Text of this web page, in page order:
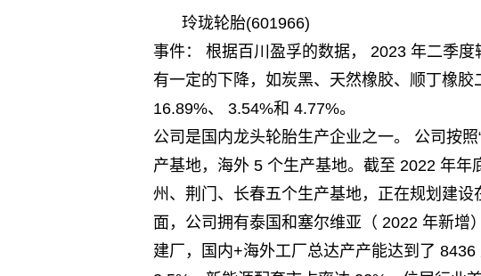
玲珑轮胎(601966)
事件： 根据百川盈孚的数据， 2023 年二季
有一定的下降，如炭黑、天然橡胶、顺丁橡
16.89%、 3.54%和 4.77%。
公司是国内龙头轮胎生产企业之一。 公司按
产基地，海外 5 个生产基地。截至 2022 年
州、荆门、长春五个生产基地，正在规划建
面，公司拥有泰国和塞尔维亚（ 2022 年新
建厂，国内+海外工厂总达产产能达到了